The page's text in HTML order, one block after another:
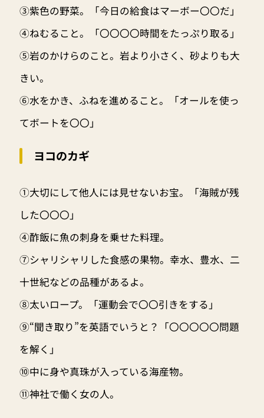
③紫色の野菜。「今日の給食はマーボー〇〇だ」
④ねむること。「〇〇〇〇時間をたっぷり取る」
⑤岩のかけらのこと。岩より小さく、砂よりも大
きい。
⑥水をかき、ふねを進めること。「オールを使っ
てボートを〇〇」
ヨコのカギ
①大切にして他人には見せないお宝。「海賊が残
した〇〇〇」
④酢飯に魚の刺身を乗せた料理。
⑦シャリシャリした食感の果物。幸水、豊水、二
十世紀などの品種があるよ。
⑧太いロープ。「運動会で〇〇引きをする」
⑨“聞き取り”を英語でいうと？「〇〇〇〇〇問題
を解く」
⑩中に身や真珠が入っている海産物。
⑪神社で働く女の人。